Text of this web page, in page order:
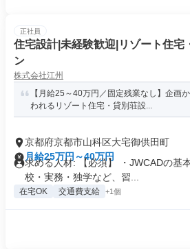
正社員
住宅設計|未経験歓迎|リゾート住宅
ン
株式会社江州
【月給25～40万円／固定残業なし】企画
われるリゾート住宅・貸別荘設...
京都府京都市山科区大宅御供田町
月給25万円～40万円
求める人材: 【必須】 ・JWCADの基
校・実務・独学など、習...
在宅OK 交通費支給 +1個